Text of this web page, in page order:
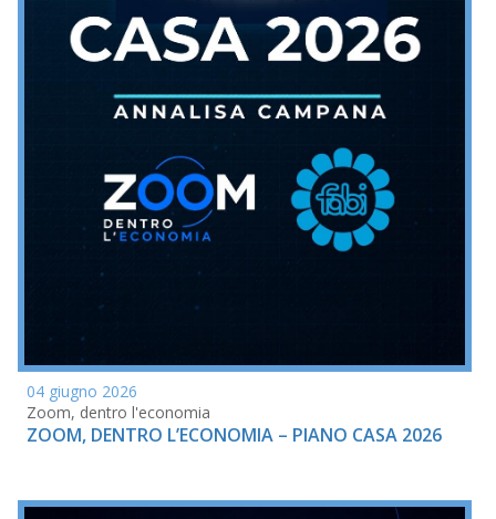
04 giugno 2026
Zoom, dentro l'economia
ZOOM, DENTRO L’ECONOMIA – PIANO CASA 2026